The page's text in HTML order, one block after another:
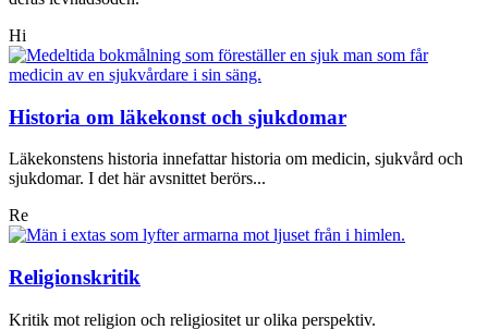
Hi
Historia om läkekonst och sjukdomar
Läkekonstens historia innefattar historia om medicin, sjukvård och
sjukdomar. I det här avsnittet berörs...
Re
Religionskritik
Kritik mot religion och religiositet ur olika perspektiv.